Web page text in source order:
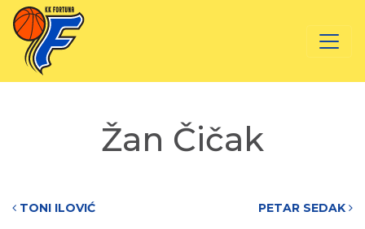
Žan Čičak
Post navigation
TONI ILOVIĆ PETAR SEDAK